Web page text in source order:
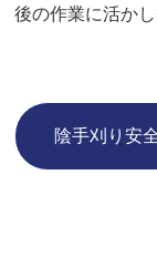
後の作業に活かし
陰手刈り安